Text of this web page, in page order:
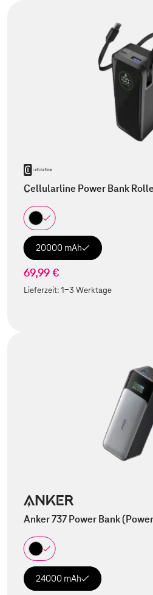
Cellularline Power Bank
20000 mAh
69,99 €
Lieferzeit:1-3 Werktage
Anker 737 Power Bank
24000 mAh